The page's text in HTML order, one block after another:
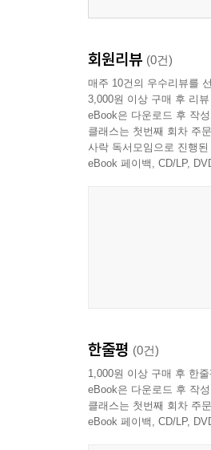
회원리뷰 (0건)
매주 10건의 우수리뷰를
3,000원 이상 구매 후 리뷰
eBook은 다운로드 후 작
클래스는 첫번째 회차 주
사락 독서모임으로 진행
eBook 페이백, CD/LP,
한줄평 (0건)
1,000원 이상 구매 후 한
eBook은 다운로드 후 작
클래스는 첫번째 회차 주
eBook 페이백, CD/LP,